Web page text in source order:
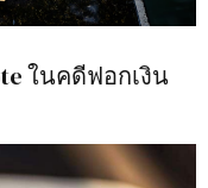
ในคดีฟอกเงิน